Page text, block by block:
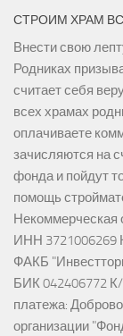
СТРОИМ ХРАМ
Внести свою
Родниках
считает себя
всех храмах
оплачиваете
зачисляются на
фонда и пойдут
помощь
Некоммерческая
ИНН 3721006269
ФАКБ
БИК 042406772
платежа:
организации